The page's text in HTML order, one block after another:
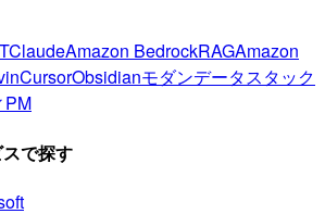
ClaudeAmazon BedrockRAGAmazon
CursorObsidianモダンデータスタック
PM
で探す